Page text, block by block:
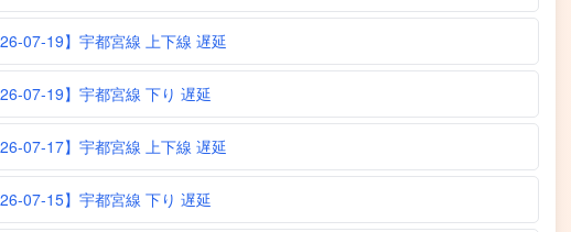
07-19】宇都宮線 上下線 遅延
07-19】宇都宮線 下り 遅延
07-17】宇都宮線 上下線 遅延
07-15】宇都宮線 下り 遅延